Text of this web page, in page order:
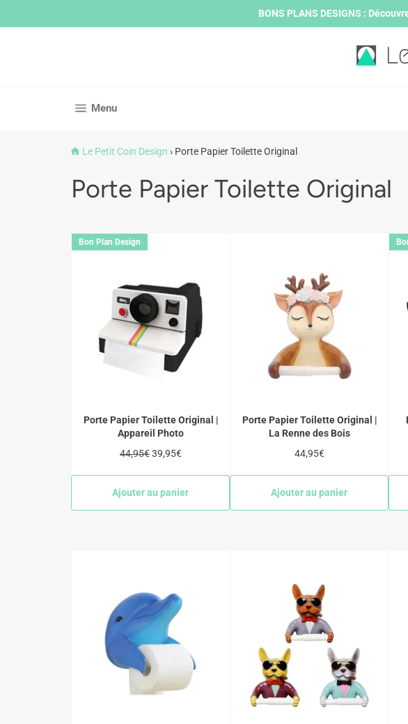
BONS PLANS DESIGNS :
MenuNavigation
Le Petit Coin Design › Porte Papier Toilette Original
Porte Papier Toilette Original
Porte Papier Toilette Original |
Appareil Photo
Prix
44,95€Prix
39,95€
Bon Plan Design
Ajouter au panier
Porte Papier Toilette Original |
La Renne des Bois
Prix
44,95€
Ajouter au panier